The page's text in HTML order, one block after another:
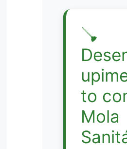
🪠
to
Mola